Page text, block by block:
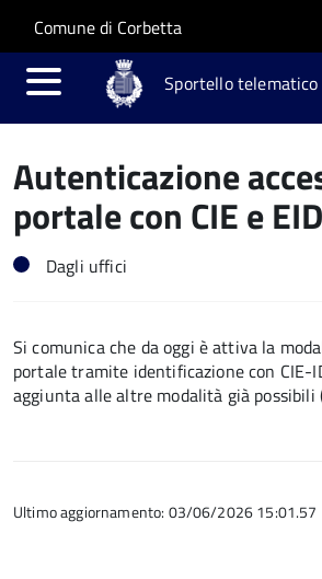
Salta al contenuto principale
Skip to site navigation
Comune di Corbetta
Sportello
Autenticazione
portale con CIE e
Dagli uffici
Si comunica che da oggi è attiva la
portale tramite identificazione con CIE-
aggiunta alle altre modalità già possibili
Ultimo aggiornamento: 03/06/2026 15:01.57